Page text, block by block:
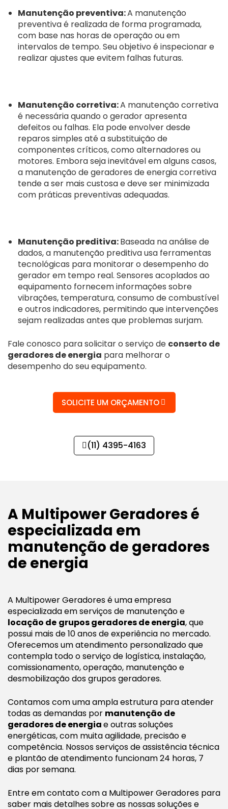
Manutenção preventiva:A manutenção
preventiva é realizada de forma programada,
com base nas horas de operação ou em
intervalos de tempo. Seu objetivo é inspecionar e
realizar ajustes que evitem falhas futuras.
Manutenção corretiva:A manutenção corretiva
é necessária quando o gerador apresenta
defeitos ou falhas. Ela pode envolver desde
reparos simples até a substituição de
componentes críticos, como alternadores ou
motores. Embora seja inevitável em alguns casos,
a manutenção de geradores de energia corretiva
tende a ser mais custosa e deve ser minimizada
com práticas preventivas adequadas.
Manutenção preditiva:Baseada na análise de
dados, a manutenção preditiva usa ferramentas
tecnológicas para monitorar o desempenho do
gerador em tempo real. Sensores acoplados ao
equipamento fornecem informações sobre
vibrações, temperatura, consumo de combustível
e outros indicadores, permitindo que intervenções
sejam realizadas antes que problemas surjam.
Fale conosco para solicitar o serviço de conserto de
geradores de energia para melhorar o
desempenho do seu equipamento.
SOLICITE UM ORÇAMENTO
(11) 4395-4163
A Multipower Geradores é
especializada em
manutenção de geradores
de energia
A Multipower Geradores é uma empresa
especializada em serviços de manutenção e
locação de grupos geradores de energia, que
possui mais de 10 anos de experiência no mercado.
Oferecemos um atendimento personalizado que
contempla todo o serviço de logística, instalação,
comissionamento, operação, manutenção e
desmobilização dos grupos geradores.
Contamos com uma ampla estrutura para atender
todas as demandas por manutenção de
geradores de energiae outras soluções
energéticas, com muita agilidade, precisão e
competência. Nossos serviços de assistência técnica
e plantão de atendimento funcionam 24 horas, 7
dias por semana.
Entre em contato com a Multipower Geradores para
saber mais detalhes sobre as nossas soluções e